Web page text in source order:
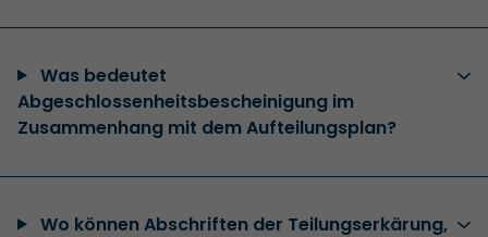
Was bedeutet
Abgeschlossenheitsbescheinigung im
Zusammenhang mit dem Aufteilungsplan?
Wo können Abschriften der Teilungserkärung,